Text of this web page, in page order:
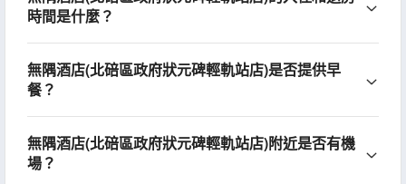
時間是什麼？
無隅酒店(北碚區政府狀元碑輕軌站店)是否提供早
餐？
無隅酒店(北碚區政府狀元碑輕軌站店)附近是否有機
場？